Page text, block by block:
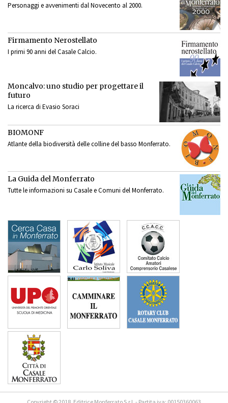
Personaggi e avvenimenti dal Novecento al 2000.
Firmamento Nerostellato
I primi 90 anni del Casale Calcio.
Moncalvo: uno studio per progettare il
futuro
La ricerca di Evasio Soraci
BIOMONF
Atlante della biodiversità delle colline del basso Monferrato.
La Guida del Monferrato
Tutte le informazioni su Casale e Comuni del Monferrato.